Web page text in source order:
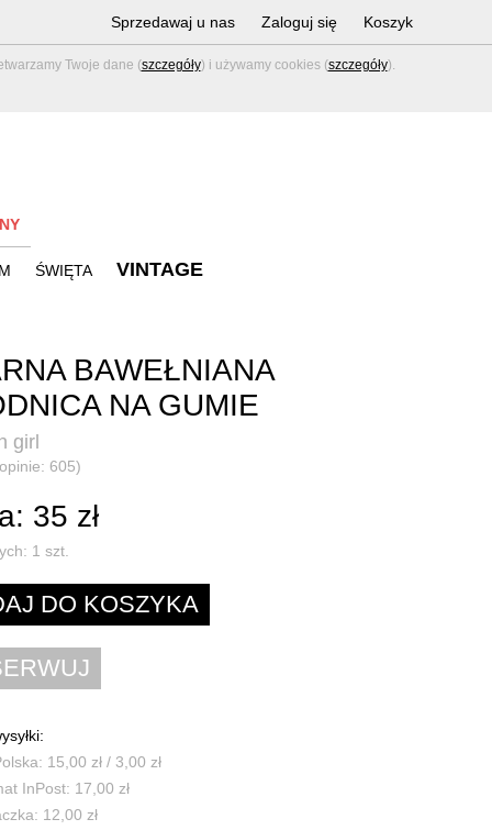
Twoje dane (szczegóły) i używamy cookies (szczegóły).
Sprzedawaj u nas Zaloguj się Koszyk
ŚWIĘTA VINTAGE
BAWEŁNIANA
NA GUMIE
girl
605)
35 zł
1 szt.
15,00 zł / 3,00 zł
InPost: 17,00 zł
12,00 zł